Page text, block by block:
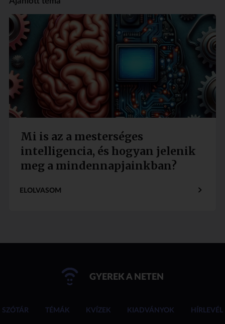
Mi is az a mesterséges
intelligencia, és hogyan jelenik
meg a mindennapjainkban?
ELOLVASOM
GYEREK A NETEN
SZÓTÁR TÉMÁK KVÍZEK KIADVÁNYOK HÍRLEVÉL